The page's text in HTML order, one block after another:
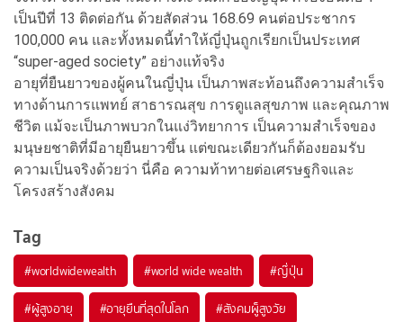
เป็นปีที่ 13 ติดต่อกัน ด้วยสัดส่วน 168.69 คนต่อประชากร
100,000 คน และทั้งหมดนี้ทำให้ญี่ปุ่นถูกเรียกเป็นประเทศ
“super-aged society” อย่างแท้จริง
อายุที่ยืนยาวของผู้คนในญี่ปุ่น เป็นภาพสะท้อนถึงความสำเร็จ
ทางด้านการแพทย์ สาธารณสุข การดูแลสุขภาพ และคุณภาพ
ชีวิต แม้จะเป็นภาพบวกในแง่วิทยาการ เป็นความสำเร็จของ
มนุษยชาติที่มีอายุยืนยาวขึ้น แต่ขณะเดียวกันก็ต้องยอมรับ
ความเป็นจริงด้วยว่า นี่คือ ความท้าทายต่อเศรษฐกิจและ
โครงสร้างสังคม
Tag
#worldwidewealth #world wide wealth #ญ๊่ปุ่น
#ผู้สูงอายุ #อายุยืนที่สุดในโลก #สังคมผู็สูงวัย